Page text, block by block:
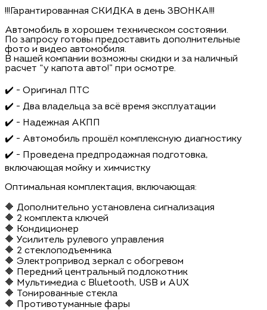
!!!Гарантированная СКИДКА в день ЗВОНКА!!!
Автомобиль в хорошем техническом состоянии.
По запросу готовы предоставить дополнительные
фото и видео автомобиля.
В нашей компании возможны скидки и за наличный
расчет “у капота авто!” при осмотре.
✔️ - Оригинал ПТС
✔️ - Два владельца за всё время эксплуатации
✔️ - Надежная АКПП
✔️ - Автомобиль прошёл комплексную диагностику
✔️ - Проведена предпродажная подготовка,
включающая мойку и химчистку
Оптимальная комплектация, включающая:
🔶 Дополнительно установлена сигнализация
🔶 2 комплекта ключей
🔶 Кондиционер
🔶 Усилитель рулевого управления
🔶 2 стеклоподъемника
🔶 Электропривод зеркал с обогревом
🔶 Передний центральный подлокотник
🔶 Мультимедиа с Bluetooth, USB и AUX
🔶 Тонированные стекла
🔶 Противотуманные фары